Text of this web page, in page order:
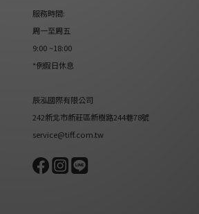
服務時間:
周一至周五
9:00 ~18:00
*例假日休息
辰泓國際有限公司
242新北市新莊區新樹路244巷78號
service@tiff.com.tw